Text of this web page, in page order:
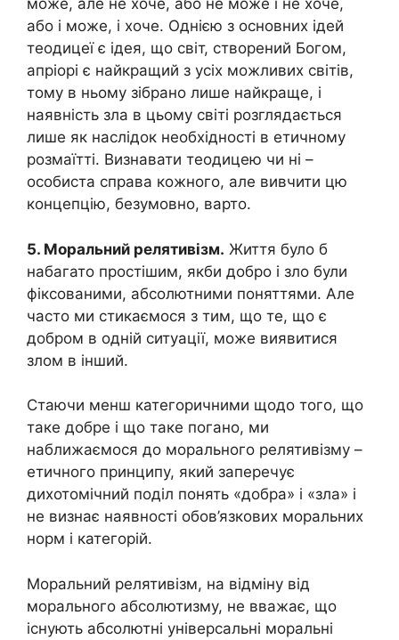
може, але не хоче, або не може і не хоче,
або і може, і хоче. Однією з основних ідей
теодицеї є ідея, що світ, створений Богом,
апріорі є найкращий з усіх можливих світів,
тому в ньому зібрано лише найкраще, і
наявність зла в цьому світі розглядається
лише як наслідок необхідності в етичному
розмаїтті. Визнавати теодицею чи ні –
особиста справа кожного, але вивчити цю
концепцію, безумовно, варто.
5. Моральний релятивізм. Життя було б
набагато простішим, якби добро і зло були
фіксованими, абсолютними поняттями. Але
часто ми стикаємося з тим, що те, що є
добром в одній ситуації, може виявитися
злом в інший.
Стаючи менш категоричними щодо того, що
таке добре і що таке погано, ми
наближаємося до морального релятивізму –
етичного принципу, який заперечує
дихотомічний поділ понять «добра» і «зла» і
не визнає наявності обов’язкових моральних
норм і категорій.
Моральний релятивізм, на відміну від
морального абсолютизму, не вважає, що
існують абсолютні універсальні моральні